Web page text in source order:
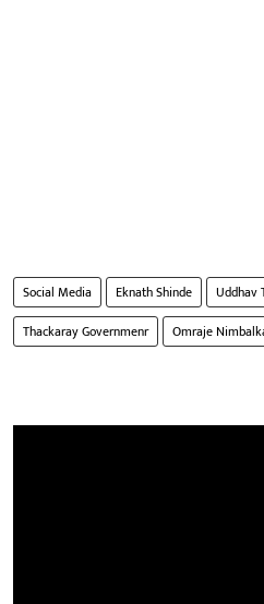
Social Media Eknath Shinde Uddhav
Thackaray Governmenr
Omraje